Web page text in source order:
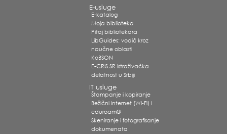
E-usluge
E-katalog
Moja biblioteka
Pitaj bibliotekara
LibGuides: vodič kroz
naučne oblasti
KoBSON
E-CRIS.SR Istraživačka
delatnost u Srbiji
IT usluge
Štampanje i kopiranje
Bežični internet (Wi-Fi) i
eduroam®
Skeniranje i fotografisanje
dokumenata